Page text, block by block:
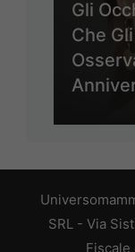
Gli
Che
SRL - Via
Fiscale